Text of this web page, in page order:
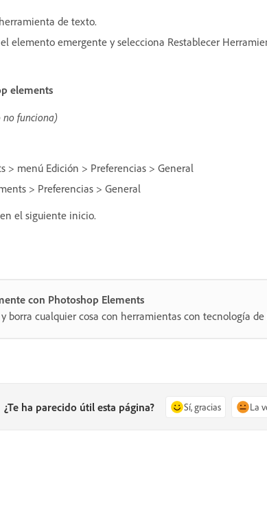
de texto.
elemento emergente y selecciona Restablecer
elements
no funciona)
> menú Edición > Preferencias > General
> Preferencias > General
el siguiente inicio.
con Photoshop Elements
borra cualquier cosa con herramientas con tecnología de
¿Te ha parecido útil esta página? Sí, gracias La